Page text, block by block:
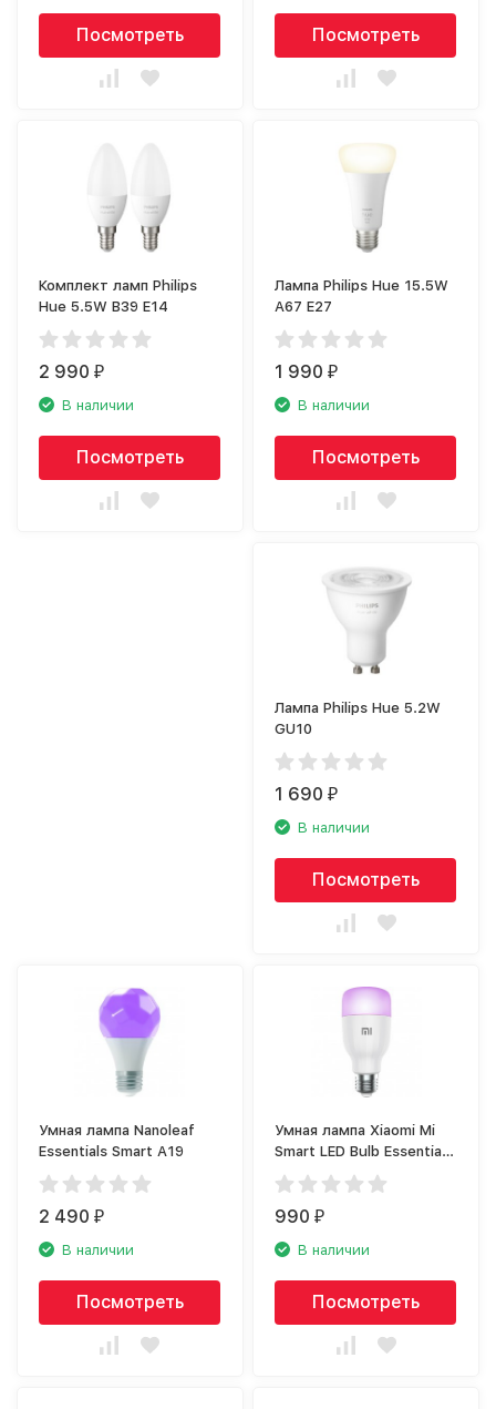
Посмотреть Посмотреть
Комплект ламп Philips
Hue 5.5W B39 E14
2 990₽
В наличии
Посмотреть
Лампа Philips Hue 15.5W
A67 E27
1 990₽
В наличии
Посмотреть
Лампа Philips Hue 5.2W
GU10
1 690₽
В наличии
Посмотреть
Умная лампа Nanoleaf
Essentials Smart A19
2 490₽
В наличии
Посмотреть
Умная лампа Xiaomi Mi
Smart LED Bulb Essential
GPX4021GL
990₽
В наличии
Посмотреть